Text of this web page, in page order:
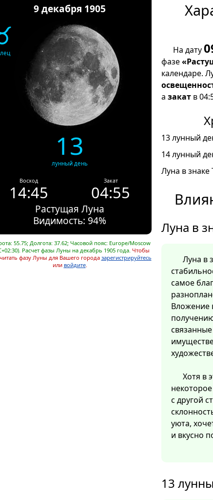
9 декабря 1905
13
лунный день
Восход
14:45
Закат
04:55
Растущая Луна
Видимость: 94%
55.75; Долгота: 37.62; Часовой пояс: Europe/Moscow
Расчет фазы Луны на декабрь 1905 года. Чтобы
фазу Луны для Вашего города зарегистрируйтесь
или войдите.
На дату
фазе
календаре.
а закат в
13 лунный
14 лунный
Луна в знаке
Луна в
Луна в
самое
Вложение
Хотя в
с другой
уюта,
и вкусно
13